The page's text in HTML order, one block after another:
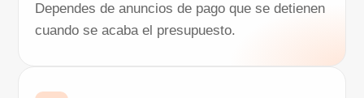
Dependes de anuncios de pago que se detienen
cuando se acaba el presupuesto.